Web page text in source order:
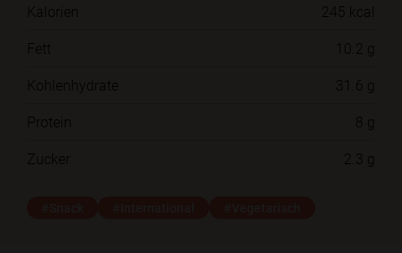
Kalorien
245 kcal
Fett
10.2 g
Kohlenhydrate
31.6 g
Protein
8 g
Zucker
2.3 g